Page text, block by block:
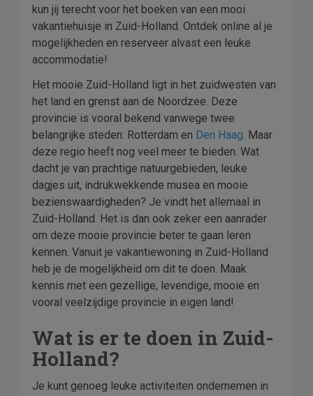
kun jij terecht voor het boeken van een mooi
vakantiehuisje in Zuid-Holland. Ontdek online al je
mogelijkheden en reserveer alvast een leuke
accommodatie!
Het mooie Zuid-Holland ligt in het zuidwesten van
het land en grenst aan de Noordzee. Deze
provincie is vooral bekend vanwege twee
belangrijke steden: Rotterdam en Den Haag . Maar
deze regio heeft nog veel meer te bieden. Wat
dacht je van prachtige natuurgebieden, leuke
dagjes uit, indrukwekkende musea en mooie
bezienswaardigheden? Je vindt het allemaal in
Zuid-Holland. Het is dan ook zeker een aanrader
om deze mooie provincie beter te gaan leren
kennen. Vanuit je vakantiewoning in Zuid-Holland
heb je de mogelijkheid om dit te doen. Maak
kennis met een gezellige, levendige, mooie en
vooral veelzijdige provincie in eigen land!
Wat is er te doen in Zuid-
Holland?
Je kunt genoeg leuke activiteiten ondernemen in